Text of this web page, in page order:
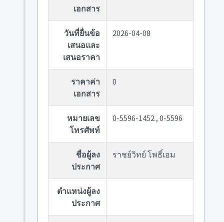
เอกสาร
วันที่ยื่นข้อ
เสนอและ
เสนอราคา
2026-04-08
ราคาค่า
เอกสาร
0
หมายเลข
โทรศัพท์
0-5596-1452 , 0-5596
ชื่อผู้ลง
ประกาศ
ราชย์วิทย์ โพธิ์เอม
ตำแหน่งผู้ลง
ประกาศ